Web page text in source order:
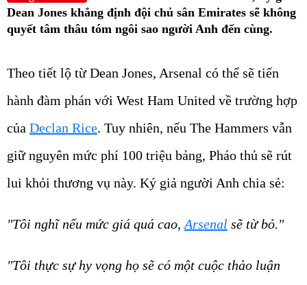
Dean Jones khẳng định đội chủ sân Emirates sẽ không
quyết tâm thâu tóm ngôi sao người Anh đến cùng.
Theo tiết lộ từ Dean Jones, Arsenal có thể sẽ tiến
hành đàm phán với West Ham United về trường hợp
của Declan Rice. Tuy nhiên, nếu The Hammers vẫn
giữ nguyên mức phí 100 triệu bảng, Pháo thủ sẽ rút
lui khỏi thương vụ này. Ký giả người Anh chia sẻ:
"Tôi nghĩ nếu mức giá quá cao, Arsenal sẽ từ bỏ."
"Tôi thực sự hy vọng họ sẽ có một cuộc thảo luận